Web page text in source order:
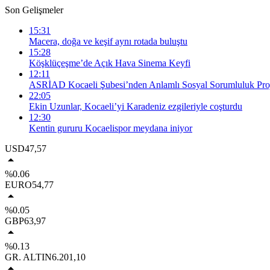
Son Gelişmeler
15:31
Macera, doğa ve keşif aynı rotada buluştu
15:28
Köşklüçeşme’de Açık Hava Sinema Keyfi
12:11
ASRİAD Kocaeli Şubesi’nden Anlamlı Sosyal Sorumluluk
22:05
Ekin Uzunlar, Kocaeli’yi Karadeniz ezgileriyle coşturdu
12:30
Kentin gururu Kocaelispor meydana iniyor
USD47,57
%0.06
EURO54,77
%0.05
GBP63,97
%0.13
GR. ALTIN6.201,10